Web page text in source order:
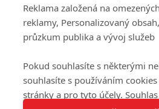
Tato stránka používá soubory
Ochrana osobních údajů|Zásady
Upravit nastavení
Reklama založená na
reklamy, Personalizovaný
průzkum publika a vývoj služeb
Pokud souhlasíte s některými
souhlasíte s používáním
stránky a pro tyto účely.